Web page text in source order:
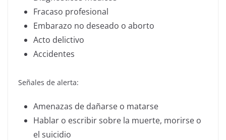
Fracaso profesional
Embarazo no deseado o aborto
Acto delictivo
Accidentes
Señales de alerta:
Amenazas de dañarse o matarse
Hablar o escribir sobre la muerte, morirse o
el suicidio